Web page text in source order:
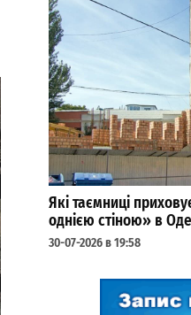
Які таємниці
однією стіною» в
30-07-2026 в 19:58